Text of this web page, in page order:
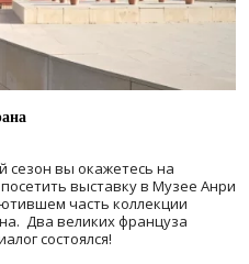
сезон вы окажетесь на
выставку в Музее Анри
часть коллекции
Два великих француза
состоялся!